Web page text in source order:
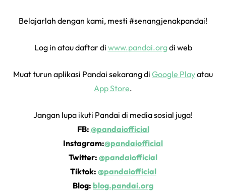
Belajarlah dengan kami, mesti #senangjenakpandai!
Log in atau daftar di www.pandai.orgdi web
Muat turun aplikasi Pandai sekarang di Google Playatau
App Store.
Jangan lupa ikuti Pandai di media sosial juga!
FB: @pandaiofficial
Instagram:@pandaiofficial
Twitter: @pandaiofficial
Tiktok: @pandaiofficial
Blog: blog.pandai.org